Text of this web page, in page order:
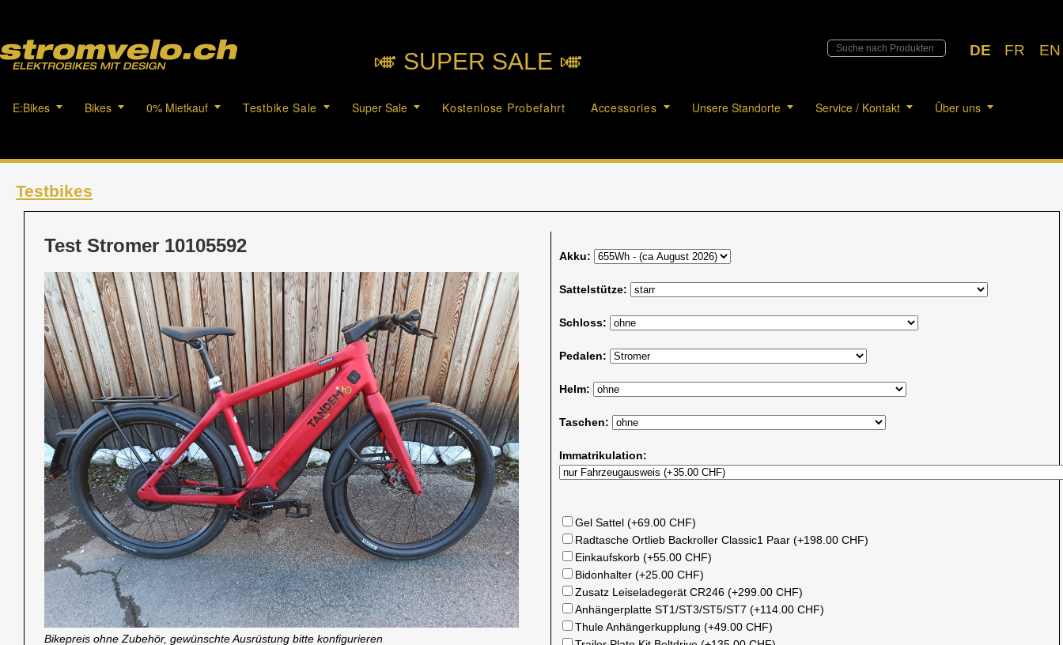
DE FR EN
🎺︎ SUPER SALE 🎺︎
E:Bikes Bikes 0% Mietkauf Testbike Sale Super Sale Kostenlose Probefahrt Accessories Unsere Standorte Service / Kontakt Über uns
Testbikes
Test Stromer 10105592
Bikepreis ohne Zubehör, gewünschte Ausrüstung bitte konfigurieren
Akku:
Sattelstütze:
Schloss:
Pedalen:
Helm:
Taschen:
Immatrikulation:
Gel Sattel (+69.00 CHF)
Radtasche Ortlieb Backroller Classic1 Paar (+198.00 CHF)
Einkaufskorb (+55.00 CHF)
Bidonhalter (+25.00 CHF)
Zusatz Leiseladegerät CR246 (+299.00 CHF)
Anhängerplatte ST1/ST3/ST5/ST7 (+114.00 CHF)
Thule Anhängerkupplung (+49.00 CHF)